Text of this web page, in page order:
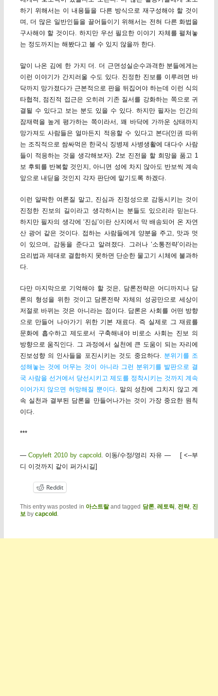
하기 위해서는 이 내용들을 다른 방식으로 재구성해야 할 것이
며, 더 많은 일반인들을 끌어들이기 위해서는 전혀 다른 화법을
구사해야 할 것이다. 하지만 우선 필요한 이야기 자체를 펼쳐놓
는 정도까지는 해봤다고 볼 수 있지 않을까 한다.
말이 나온 김에 한 가지 더. 더 근면성실순수과격한 분들에게는
이런 이야기가 간지러울 수도 있다. 진정한 진보를 이루려면 바
닥까지 망가졌다가 근본적으로 판을 뒤집어야 하는데 이런 식의
타협적, 점진적 접근은 오히려 기존 질서를 강화하는 쪽으로 귀
결될 수 있다고 보는 분도 있을 수 있다. 하지만 필자는 인간의
잠재력을 높게 평가하는 쪽이라서, 꽤 바닥에 가까운 상태까지
망가져도 사람들은 얼마든지 적응할 수 있다고 본다(인권 따위
는 조직적으로 쌈싸먹은 한국식 징병제 사병생활에 대다수 사람
들이 적응하는 것을 생각해보자). 2보 진전을 할 희망을 품고 1
보 후퇴를 반복할 것인지, 아니면 성에 차지 않아도 반보씩 계속
앞으로 내딛을 것인지 각자 판단에 맡기도록 하겠다.
이런 얄팍한 여론질 말고, 진심과 진정성으로 감동시키는 것이
진정한 진보의 길이라고 생각하시는 분들도 있으리라 믿는다.
하지만 필자의 생각에 ‘진심’이란 산지에서 막 배송되어 온 자연
산 광어 같은 것이다. 접하는 사람들에게 양분을 주고, 맛과 멋
이 있으며, 감동을 준다고 알려졌다. 그러나 ‘소통전략’이라는
요리법과 제대로 결합하지 못하면 단순한 물고기 시체에 불과하
다.
다만 마지막으로 기억해야 할 것은, 담론전략은 어디까지나 담
론의 형성을 위한 것이고 담론전략 자체의 성공만으로 세상이
저절로 바뀌는 것은 아니라는 점이다. 담론은 사회를 어떤 방향
으로 만들어 나아가기 위한 기본 재료다. 즉 실제로 그 재료를
문화에 흡수하고 제도로서 구축해내야 비로소 사회는 진보 의
방향으로 움직인다. 그 과정에서 실천에 큰 도움이 되는 자리에
진보성향 의 인사들을 포진시키는 것도 중요하다. 분위기를 조
성해놓는 것에 머무는 것이 아니라 그런 분위기를 발판으로 결
국 사람을 선거에서 당선시키고 제도를 정착시키는 것까지 계속
이어가지 않으면 허망해질 뿐이다. 말의 성찬에 그치지 않고 계
속 실천과 결부된 담론을 만들어나가는 것이 가장 중요한 원칙
이다.
***
—Copyleft 2010 by capcold. 이동/수정/영리 자유 — [ <--부
디 이것까지 같이 퍼가시길]
Reddit
This entry was posted in 아스트랄and tagged 담론, 레토릭 전략, 진
보 by capcold.